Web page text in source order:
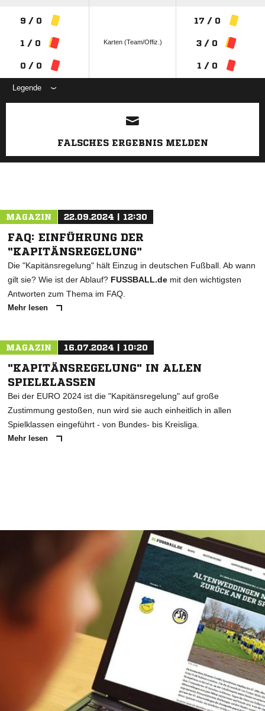
9 / 0
1 / 0
0 / 0
Karten (Team/Offiz.)
17 / 0
3 / 0
1 / 0
Legende
ANZEIGE
FALSCHES ERGEBNIS MELDEN
MAGAZIN 22.09.2024 | 12:30
FAQ: EINFÜHRUNG DER
"KAPITÄNSREGELUNG"
Die "Kapitänsregelung" hält Einzug in deutschen Fußball. Ab wann
gilt sie? Wie ist der Ablauf? FUSSBALL.de mit den wichtigsten
Antworten zum Thema im FAQ.
Mehr lesen
MAGAZIN 16.07.2024 | 10:20
"KAPITÄNSREGELUNG" IN ALLEN
SPIELKLASSEN
Bei der EURO 2024 ist die "Kapitänsregelung" auf große
Zustimmung gestoßen, nun wird sie auch einheitlich in allen
Spielklassen eingeführt - von Bundes- bis Kreisliga.
Mehr lesen